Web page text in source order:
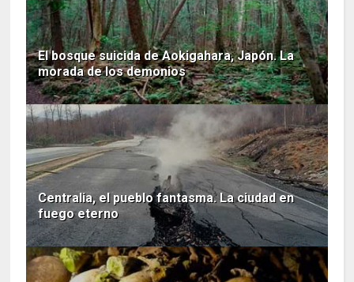
El bosque suicida de Aokigahara, Japón. La
morada de los demonios
Centralia, el pueblo fantasma. La ciudad en
fuego eterno